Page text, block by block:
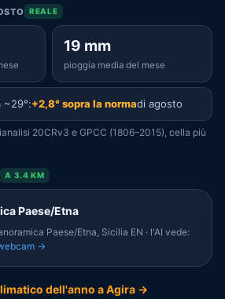
REALE
19 mm
pioggia media del mese
~29°:+2,8° sopra la normadi agosto
20CRv3 e GPCC (1806–2015), cella più
A 3.4 KM
Paese/Etna
Paese/Etna, Sicilia EN · l'AI vede:
→
dell'anno a Agira →